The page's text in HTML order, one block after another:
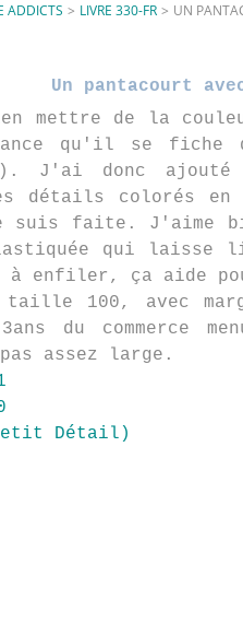
ADDICTS > LIVRE 330-FR > UN
Un pantacourt
mettre de la
qu'il se
J'ai donc ajouté
détails colorés en
suis faite. J'aime
qui laisse
enfiler, ça aide
taille 100, avec
du commerce
assez large.
Détail)